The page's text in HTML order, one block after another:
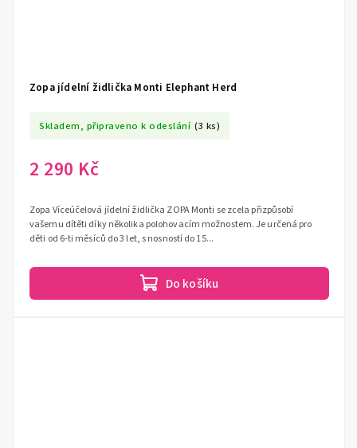
Zopa jídelní židlička Monti Elephant Herd
Skladem, připraveno k odeslání (3 ks)
2 290 Kč
Do košíku
Zopa Víceúčelová jídelní židlička ZOPA Monti se zcela přizpůsobí
vašemu dítěti díky několika polohovacím možnostem. Je určená pro
děti od 6-ti měsíců do 3 let, s nosností do 15...